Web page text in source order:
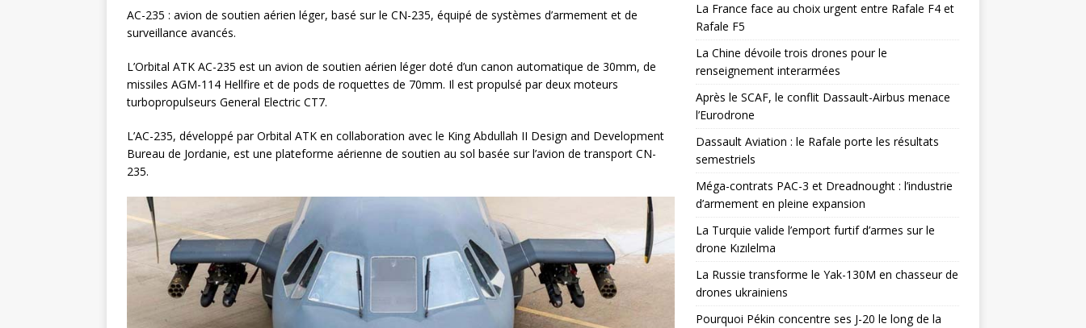
AC-235 : avion de soutien aérien léger, basé sur le CN-235, équipé de systèmes d’armement et de
surveillance avancés.
L’Orbital ATK AC-235 est un avion de soutien aérien léger doté d’un canon automatique de 30mm, de
missiles AGM-114 Hellfire et de pods de roquettes de 70mm. Il est propulsé par deux moteurs
turbopropulseurs General Electric CT7.
L’AC-235, développé par Orbital ATK en collaboration avec le King Abdullah II Design and Development
Bureau de Jordanie, est une plateforme aérienne de soutien au sol basée sur l’avion de transport CN-
235.
La France face au choix urgent entre Rafale F4 et
Rafale F5
La Chine dévoile trois drones pour le
renseignement interarmées
Après le SCAF, le conflit Dassault-Airbus menace
l’Eurodrone
Dassault Aviation : le Rafale porte les résultats
semestriels
Méga-contrats PAC-3 et Dreadnought : l’industrie
d’armement en pleine expansion
La Turquie valide l’emport furtif d’armes sur le
drone Kızılelma
La Russie transforme le Yak-130M en chasseur de
drones ukrainiens
Pourquoi Pékin concentre ses J-20 le long de la